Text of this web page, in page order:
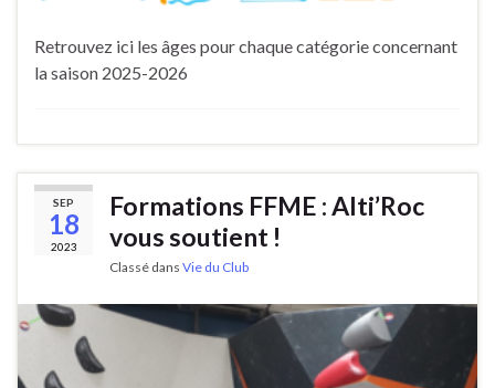
Retrouvez ici les âges pour chaque catégorie concernant
la saison 2025-2026
SEP
18
2023
Formations FFME : Alti’Roc
vous soutient !
Classé dans Vie du Club